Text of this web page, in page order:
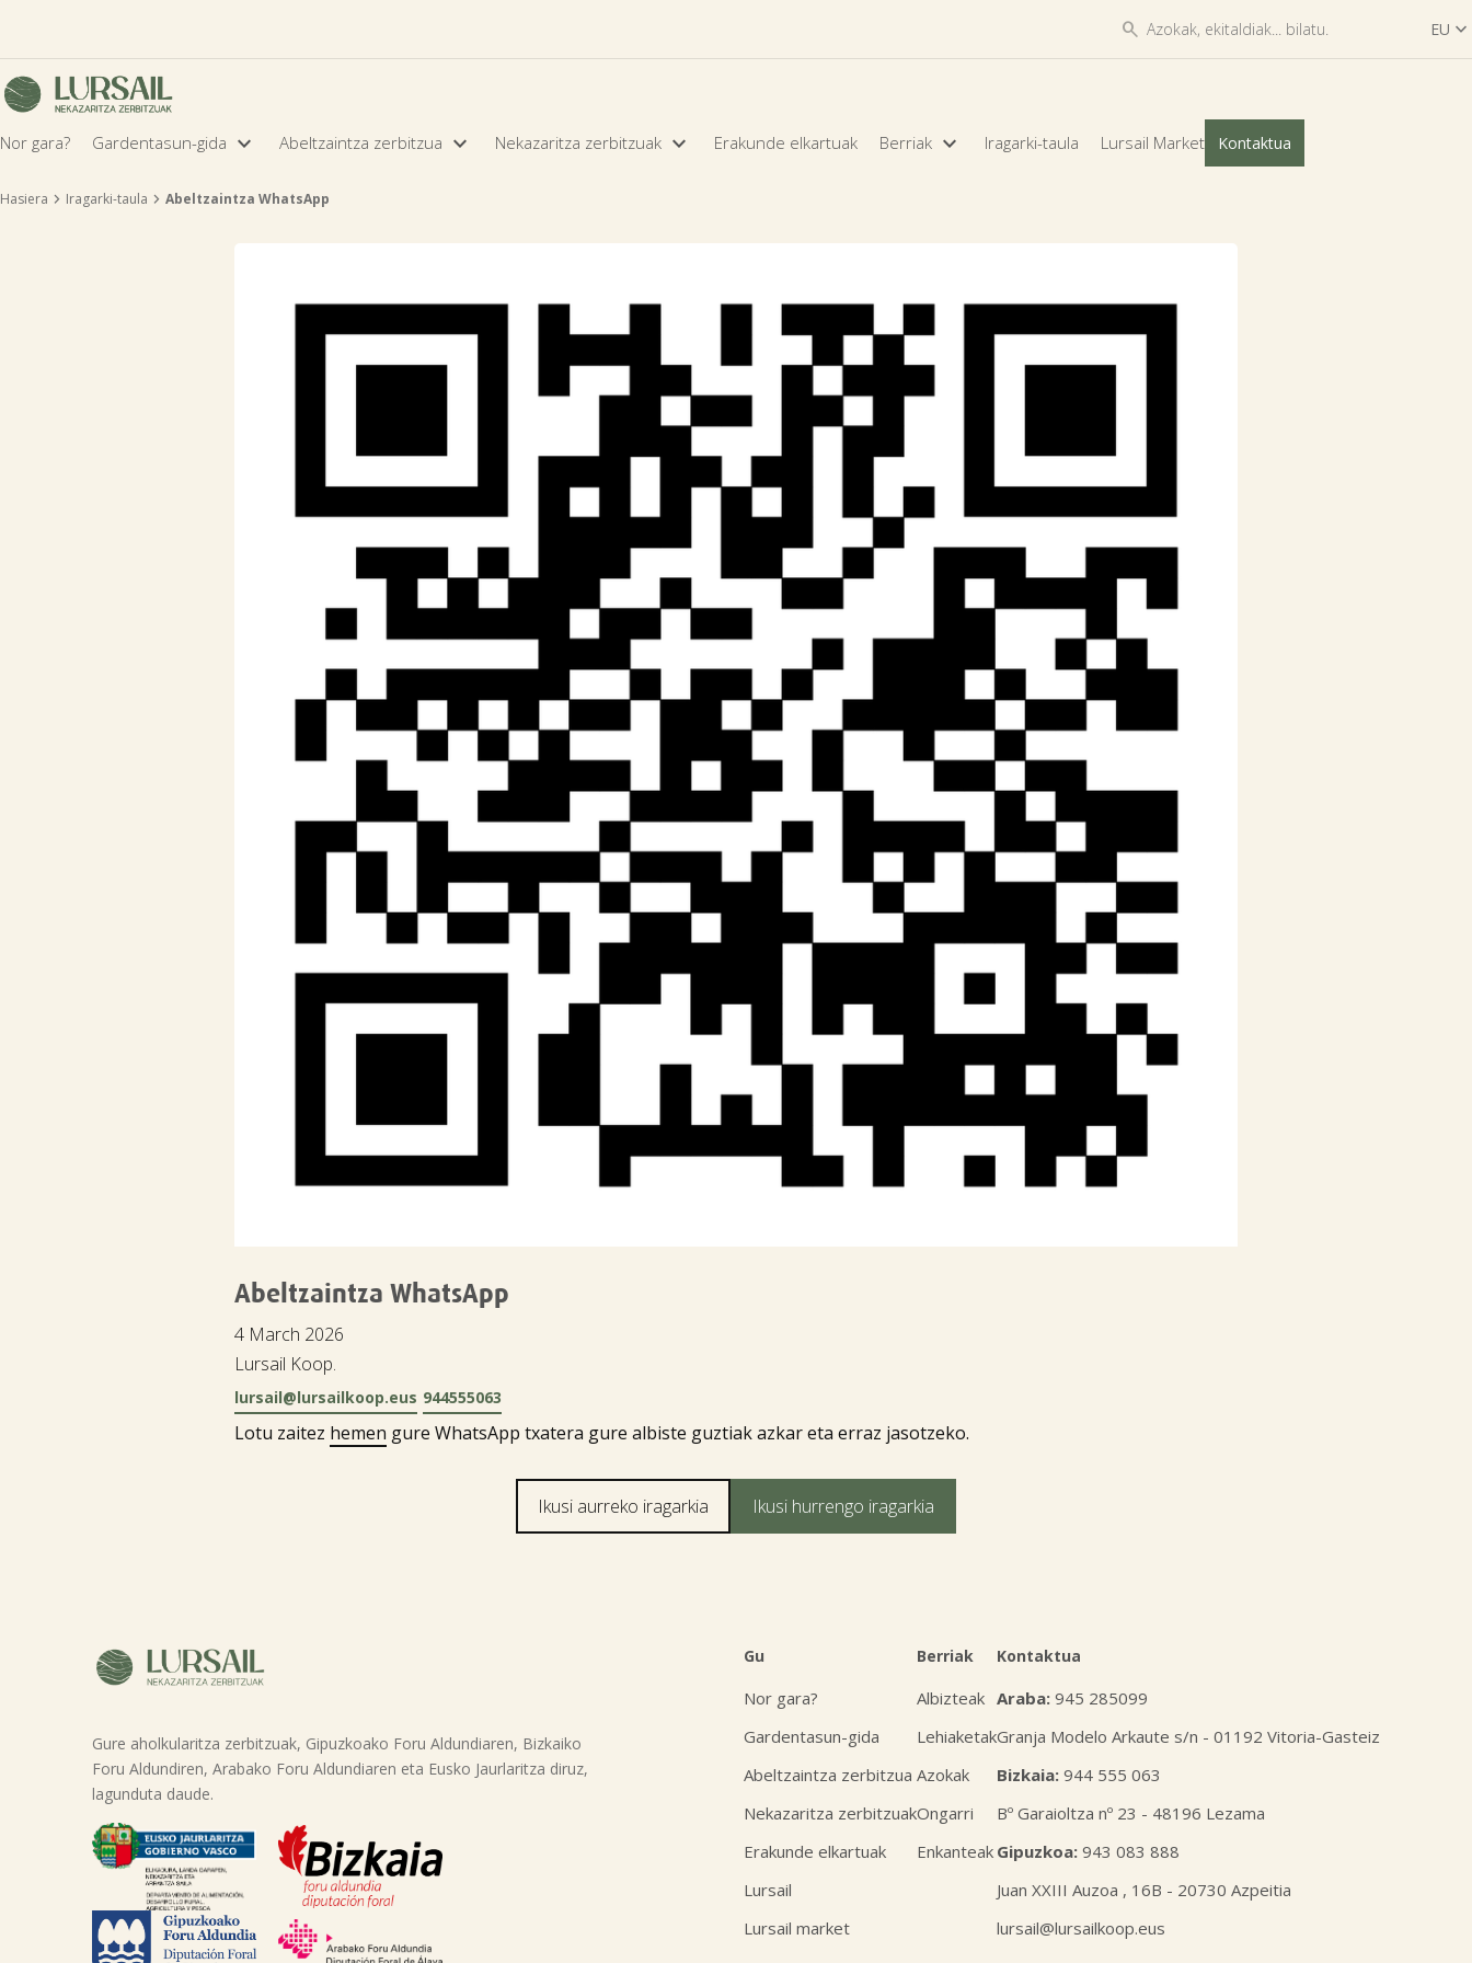
 EU 
Nor gara? Gardentasun-gida  Abeltzaintza zerbitzua  Nekazaritza zerbitzuak  Erakunde elkartuak Berriak  Iragarki-taula Lursail Market Kontaktua
Hasiera  Iragarki-taula  Abeltzaintza WhatsApp
Abeltzaintza WhatsApp
4 March 2026
Lursail Koop.
lursail@lursailkoop.eus 944555063
Lotu zaitez hemen gure WhatsApp txatera gure albiste guztiak azkar eta erraz jasotzeko.
Ikusi aurreko iragarkia Ikusi hurrengo iragarkia
Gure aholkularitza zerbitzuak, Gipuzkoako Foru Aldundiaren, Bizkaiko
Foru Aldundiren, Arabako Foru Aldundiaren eta Eusko Jaurlaritza diruz,
lagunduta daude.
Gu
Nor gara?
Gardentasun-gida
Abeltzaintza zerbitzua
Nekazaritza zerbitzuak
Erakunde elkartuak
Lursail
Lursail market
Berriak
Albizteak
Lehiaketak
Azokak
Ongarri
Enkanteak
Kontaktua
Araba: 945 285099
Granja Modelo Arkaute s/n - 01192 Vitoria-Gasteiz
Bizkaia: 944 555 063
Bº Garaioltza nº 23 - 48196 Lezama
Gipuzkoa: 943 083 888
Juan XXIII Auzoa , 16B - 20730 Azpeitia
lursail@lursailkoop.eus